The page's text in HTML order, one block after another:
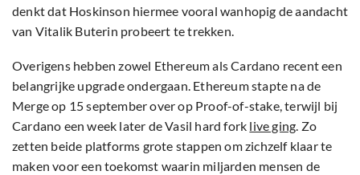
denkt dat Hoskinson hiermee vooral wanhopig de aandacht
van Vitalik Buterin probeert te trekken.
Overigens hebben zowel Ethereum als Cardano recent een
belangrijke upgrade ondergaan. Ethereum stapte na de
Merge op 15 september over op Proof-of-stake, terwijl bij
Cardano een week later de Vasil hard fork live ging. Zo
zetten beide platforms grote stappen om zichzelf klaar te
maken voor een toekomst waarin miljarden mensen de